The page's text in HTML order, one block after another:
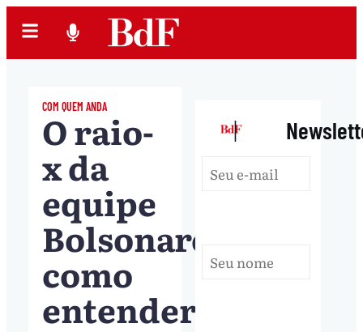
COM QUEM ANDA
O raio-
x da
equipe
Bolsonaro:
como
entender
|